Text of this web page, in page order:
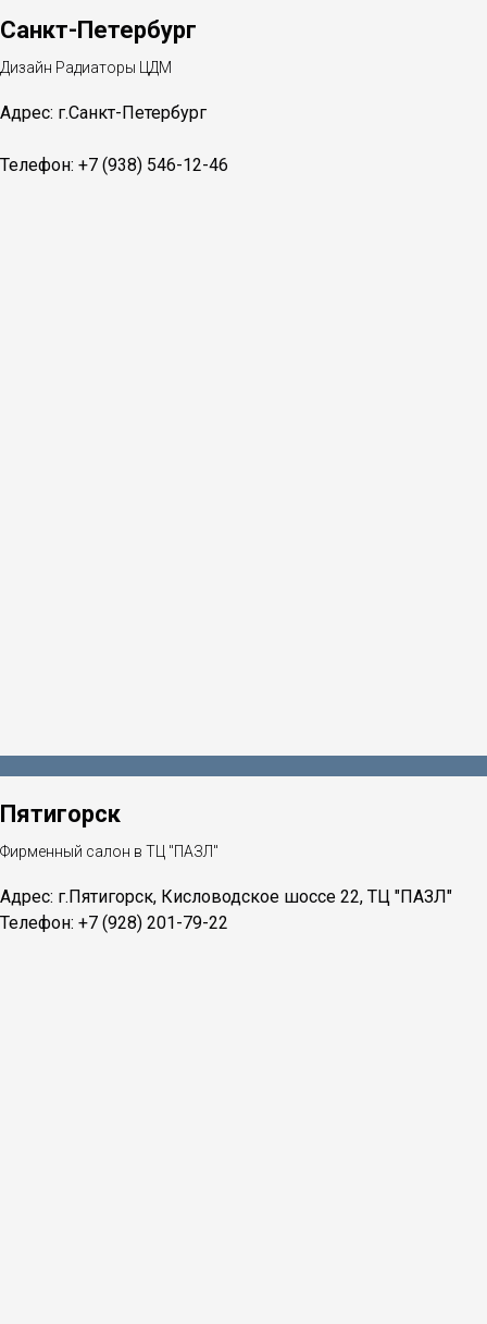
Санкт-Петербург
Дизайн Радиаторы ЦДМ
Адрес: г.Санкт-Петербург
Телефон: +7 (938) 546-12-46
Пятигорск
Фирменный салон в ТЦ "ПАЗЛ"
Адрес: г.Пятигорск, Кисловодское шоссе 22, ТЦ "ПАЗЛ"
Телефон: +7 (928) 201-79-22